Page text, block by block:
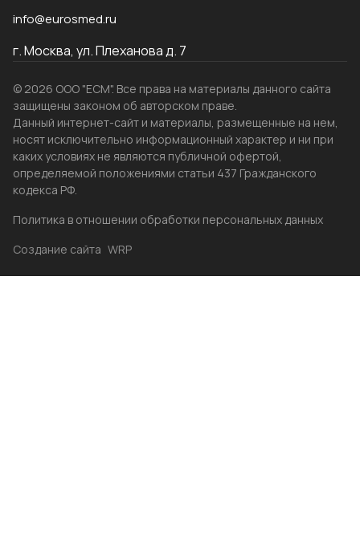
info@eurosmed.ru
г. Москва, ул. Плеханова д. 7
© 2026 ООО "ЕСМ". Все права на материалы данного сайта
защищены законом об авторском праве.
Данный интернет-сайт и материалы, размещенные на нем,
носят исключительно информационный характер и ни при
каких условиях не являются публичной офертой,
определяемой положениями статьи 437 Гражданского
кодекса РФ.
Политика в отношении обработки персональных данных
Создание сайта WRP